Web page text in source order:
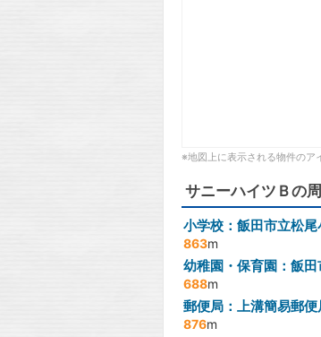
※地図上に表示される物件のア
サニーハイツＢの
小学校：飯田市立松尾
863m
幼稚園・保育園：飯
688m
郵便局：上溝簡易郵便
876m